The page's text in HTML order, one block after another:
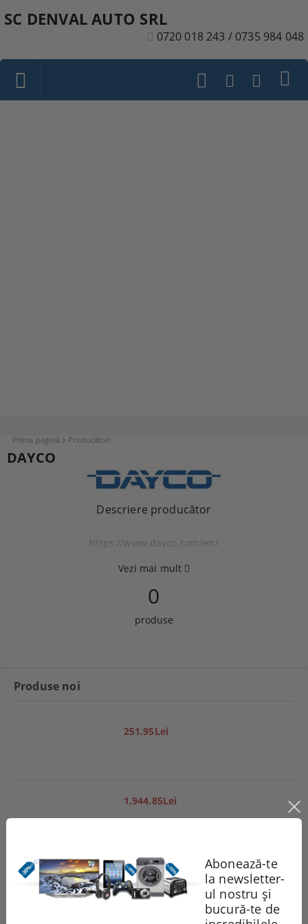
SC DENVAL AUTO SRL
0720 018 243 / 0735 984 048
Prima pagină Producători
DAYCO
Descriere producător
https://www.dayco.com/en/
Vezi mai mult
0
produse
Produse noi
251.95Lei
1,944.85Lei
551.99Lei
Abonează-te
la newsletter-
ul nostru și
bucură-te de